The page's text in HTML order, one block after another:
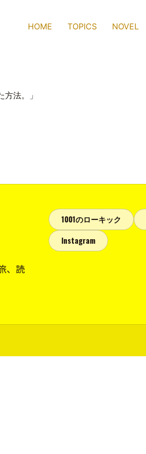
HOME TOPICS NOVEL
法。」
、読
1001のローキック
Instagram